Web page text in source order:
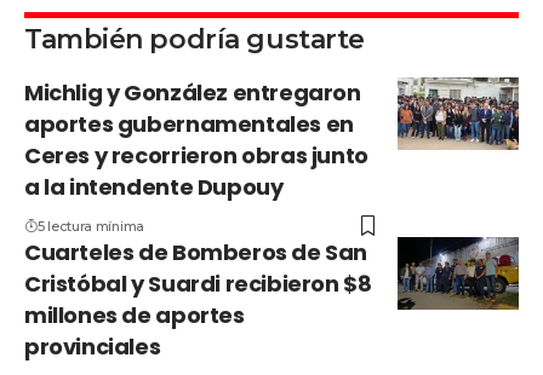
También podría gustarte
Michlig y González entregaron
aportes gubernamentales en
Ceres y recorrieron obras junto
a la intendente Dupouy
5 lectura mínima
Cuarteles de Bomberos de San
Cristóbal y Suardi recibieron $8
millones de aportes
provinciales